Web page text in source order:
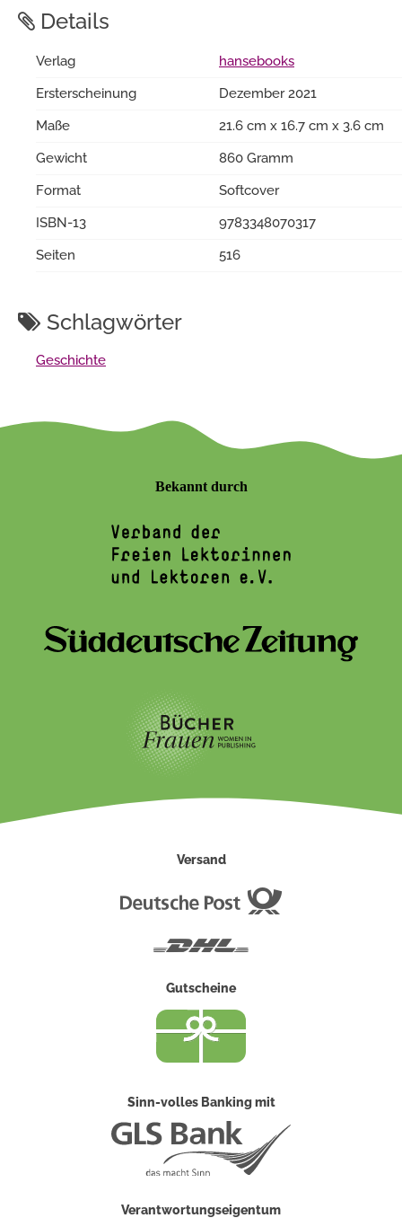
Details
Verlag
hansebooks
Ersterscheinung
Dezember 2021
Maße
21.6 cm x 16.7 cm x 3.6 cm
Gewicht
860 Gramm
Format
Softcover
ISBN-13
9783348070317
Seiten
516
Schlagwörter
Geschichte
Bekannt durch
Versand
Gutscheine
Sinn-volles Banking mit
Verantwortungseigentum